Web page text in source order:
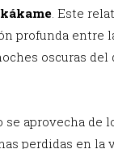
. Este
profunda entre
oscuras
aprovecha de
perdidas en la